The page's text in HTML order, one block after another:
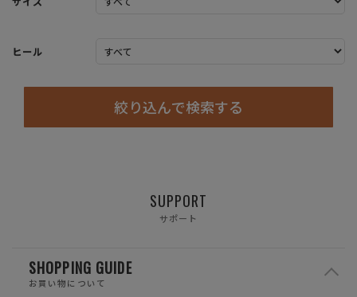
ヒール
絞り込んで検索する
SUPPORT
サポート
SHOPPING GUIDE
お買い物について